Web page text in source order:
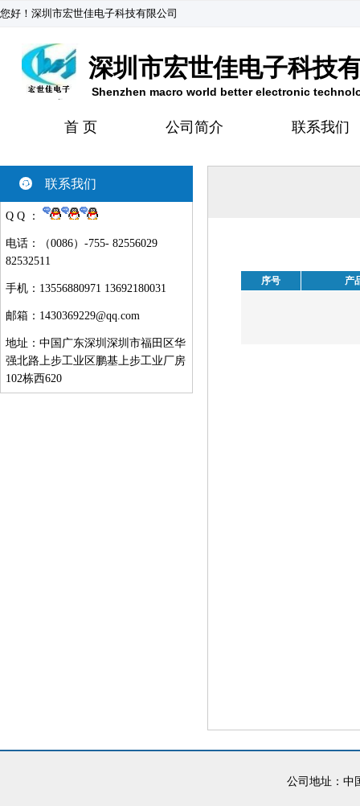
您好！深圳市宏世佳电子科技有限公司
深圳市宏世佳电子科技
Shenzhen macro world better electronic
首 页 公司简介 联系我们
联系我们
Q Q ：
电话：（0086）-755- 82556029
82532511
手机：13556880971 13692180031
邮箱： 1430369229@qq.com
地址：中国广东深圳深圳市福田区华
强北路上步工业区鹏基上步工业厂房
102栋西620
序号 产
公司地址：中